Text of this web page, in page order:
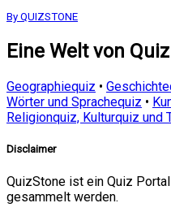
By QUIZSTONE
Eine Welt von Quiz
Geographiequiz •
Wörter und Sprachequiz •
Religionquiz, Kulturquiz und
Disclaimer
QuizStone ist ein Quiz
gesammelt werden.